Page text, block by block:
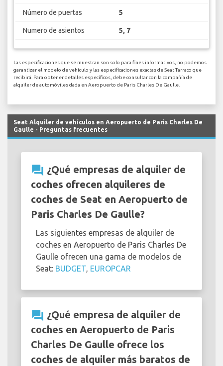
Número de puertas 5
Numero de asientos 5, 7
Las especificaciones que se muestran son solo para fines informativos, no podemos
garantizar el modelo de vehículo y las especificaciones exactas de Seat Tarraco que
recibirá. Para obtener detalles específicos, debe consultar con la compañía de
alquiler de automóviles dada en Aeropuerto de Paris Charles De Gaulle.
Seat Alquiler de vehículos en Aeropuerto de Paris Charles De
Gaulle - Preguntas frecuentes
question_answer ¿Qué empresas de alquiler de
coches ofrecen alquileres de
coches de Seat en Aeropuerto de
Paris Charles De Gaulle?
Las siguientes empresas de alquiler de
coches en Aeropuerto de Paris Charles De
Gaulle ofrecen una gama de modelos de
Seat: BUDGET, EUROPCAR
question_answer ¿Qué empresa de alquiler de
coches en Aeropuerto de Paris
Charles De Gaulle ofrece los
coches de alquiler más baratos de